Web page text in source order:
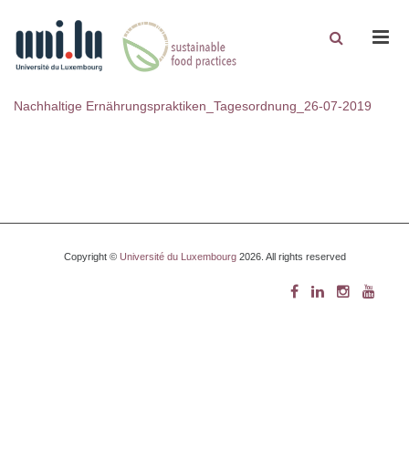
Nachhaltige Ernährungspraktiken_Tagesordnung_26-07-2019
Copyright © Université du Luxembourg2026. All rights reserved